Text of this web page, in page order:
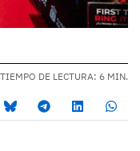
DE LECTURA: 6 MIN.